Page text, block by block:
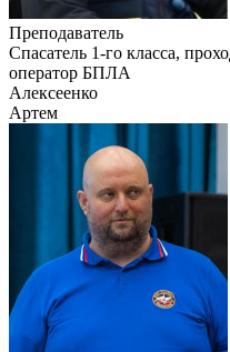
Преподаватель
Cпасатель 1-го класса,
оператор БПЛА
Алексеенко
Артем